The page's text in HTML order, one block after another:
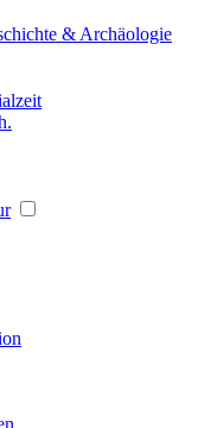
& Archäologie